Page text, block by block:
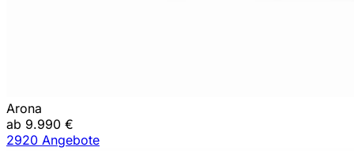
Arona
ab 9.990 €
2920 Angebote